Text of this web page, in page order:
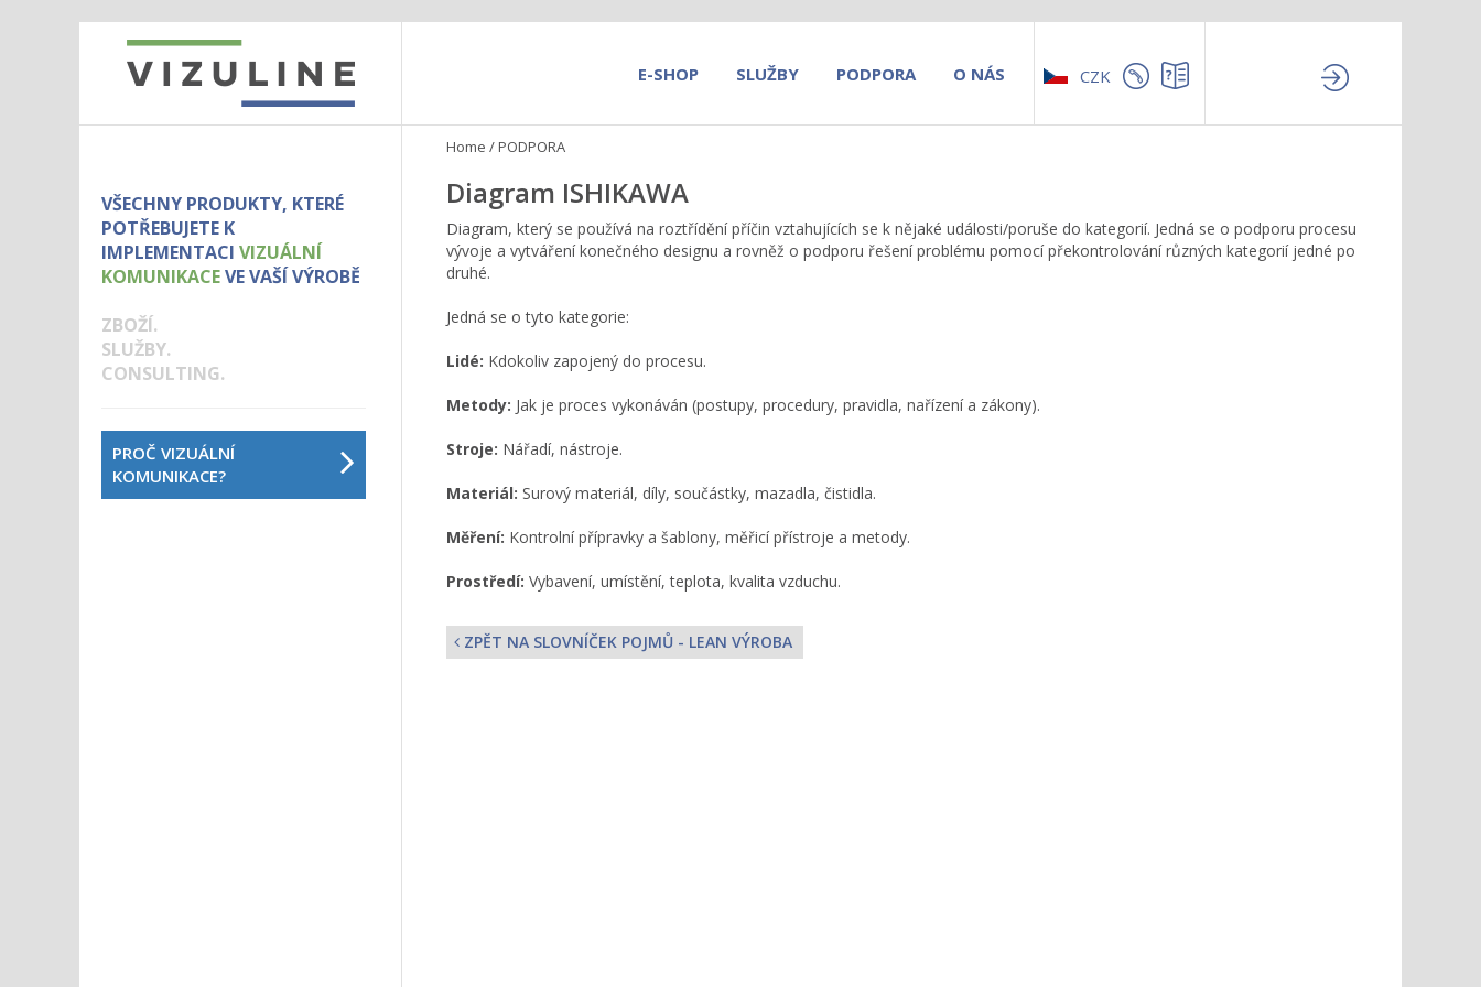
E-SHOP SLUŽBY PODPORA O NÁS CZK
VŠECHNY PRODUKTY, KTERÉ
POTŘEBUJETE K
IMPLEMENTACI VIZUÁLNÍ
KOMUNIKACEVE VAŠÍ VÝROBĚ
ZBOŽÍ.
SLUŽBY.
CONSULTING.
PROČ VIZUÁLNÍ
KOMUNIKACE?
Home /PODPORA
Diagram ISHIKAWA
Diagram, který se používá na roztřídění příčin vztahujících se k nějaké události/poruše do kategorií. Jedná se o podporu procesu
vývoje a vytváření konečného designu a rovněž o podporu řešení problému pomocí překontrolování různých kategorií jedné po
druhé.
Jedná se o tyto kategorie:
Lidé: Kdokoliv zapojený do procesu.
Metody: Jak je proces vykonáván (postupy, procedury, pravidla, nařízení a zákony).
Stroje: Nářadí, nástroje.
Materiál: Surový materiál, díly, součástky, mazadla, čistidla.
Měření: Kontrolní přípravky a šablony, měřicí přístroje a metody.
Prostředí: Vybavení, umístění, teplota, kvalita vzduchu.
ZPĚT NA SLOVNÍČEK POJMŮ - LEAN VÝROBA